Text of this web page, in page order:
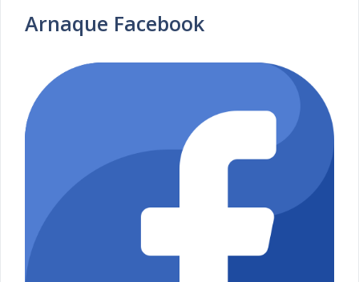
Arnaque Facebook